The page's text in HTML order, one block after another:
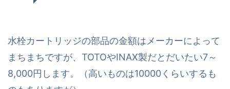
水栓カートリッジの部品の金額はメーカーによって
まちまちですが、TOTOやINAX製だとだいたい7～
8,000円します。（高いものは10000くらいするも